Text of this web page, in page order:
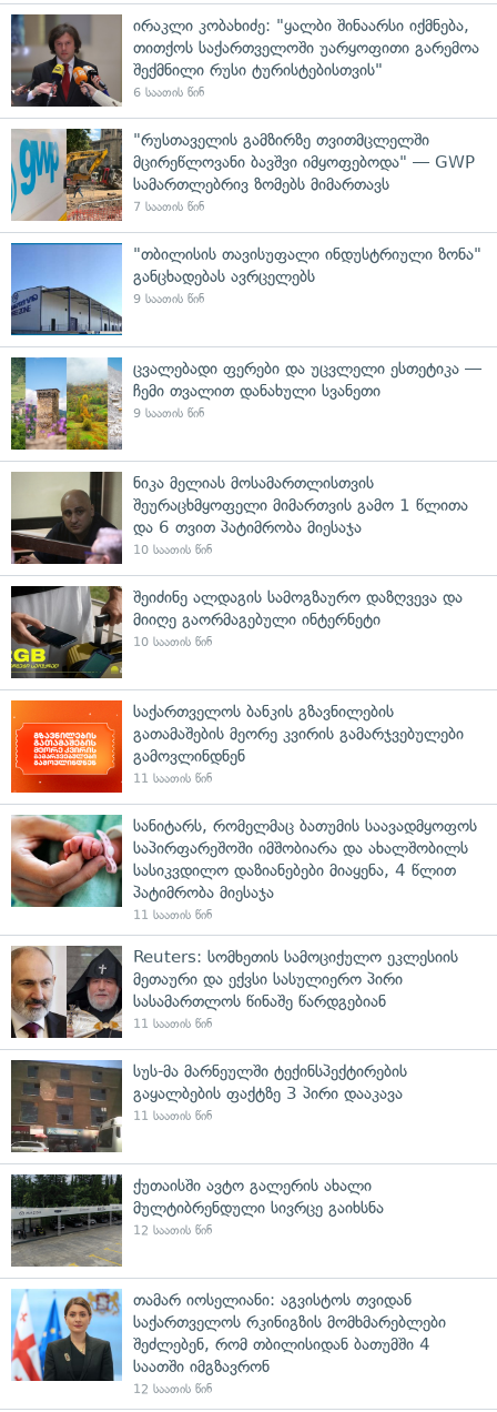
ირაკლი კობახიძე: "ყალბი შინაარსი იქმნება,
თითქოს საქართველოში უარყოფითი გარემოა
შექმნილი რუსი ტურისტებისთვის"
6 საათის წინ
"რუსთაველის გამზირზე თვითმცლელში
მცირეწლოვანი ბავშვი იმყოფებოდა" — GWP
სამართლებრივ ზომებს მიმართავს
7 საათის წინ
"თბილისის თავისუფალი ინდუსტრიული ზონა"
განცხადებას ავრცელებს
9 საათის წინ
ცვალებადი ფერები და უცვლელი ესთეტიკა —
ჩემი თვალით დანახული სვანეთი
9 საათის წინ
ნიკა მელიას მოსამართლისთვის
შეურაცხმყოფელი მიმართვის გამო 1 წლითა
და 6 თვით პატიმრობა მიესაჯა
10 საათის წინ
შეიძინე ალდაგის სამოგზაურო დაზღვევა და
მიიღე გაორმაგებული ინტერნეტი
10 საათის წინ
საქართველოს ბანკის გზავნილების
გათამაშების მეორე კვირის გამარჯვებულები
გამოვლინდნენ
11 საათის წინ
სანიტარს, რომელმაც ბათუმის საავადმყოფოს
საპირფარეშოში იმშობიარა და ახალშობილს
სასიკვდილო დაზიანებები მიაყენა, 4 წლით
პატიმრობა მიესაჯა
11 საათის წინ
Reuters: სომხეთის სამოციქულო ეკლესიის
მეთაური და ექვსი სასულიერო პირი
სასამართლოს წინაშე წარდგებიან
11 საათის წინ
სუს-მა მარნეულში ტექინსპექტირების
გაყალბების ფაქტზე 3 პირი დააკავა
11 საათის წინ
ქუთაისში ავტო გალერის ახალი
მულტიბრენდული სივრცე გაიხსნა
12 საათის წინ
თამარ იოსელიანი: აგვისტოს თვიდან
საქართველოს რკინიგზის მომხმარებლები
შეძლებენ, რომ თბილისიდან ბათუმში 4
საათში იმგზავრონ
12 საათის წინ